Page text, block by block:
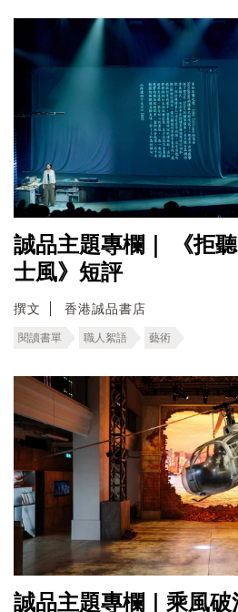
誠品主題專欄｜ 《拒
士風》短評
撰文 香港誠品書店
閱讀書單 職人絮語 藝術
誠品主題專欄｜乘風